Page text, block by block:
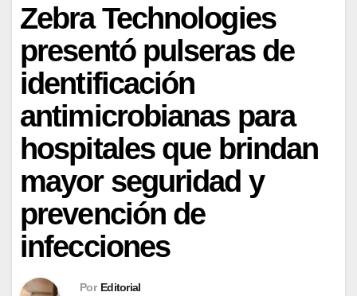
Zebra Technologies
presentó pulseras de
identificación
antimicrobianas para
hospitales que brindan
mayor seguridad y
prevención de
infecciones
Por Editorial